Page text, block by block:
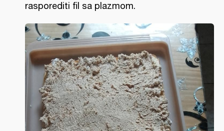
rasporediti fil sa plazmom.